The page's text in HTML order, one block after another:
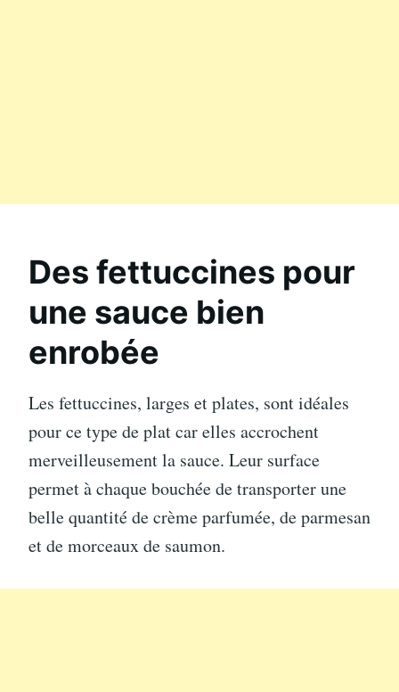
Des fettuccines pour
une sauce bien
enrobée
Les fettuccines, larges et plates, sont idéales
pour ce type de plat car elles accrochent
merveilleusement la sauce. Leur surface
permet à chaque bouchée de transporter une
belle quantité de crème parfumée, de parmesan
et de morceaux de saumon.